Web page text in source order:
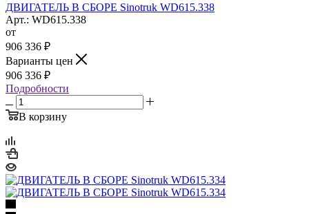
ДВИГАТЕЛЬ В СБОРЕ Sinotruk WD615.338
Арт.: WD615.338
от
906 336 ₽
Варианты цен
906 336 ₽
Подробности
В корзину